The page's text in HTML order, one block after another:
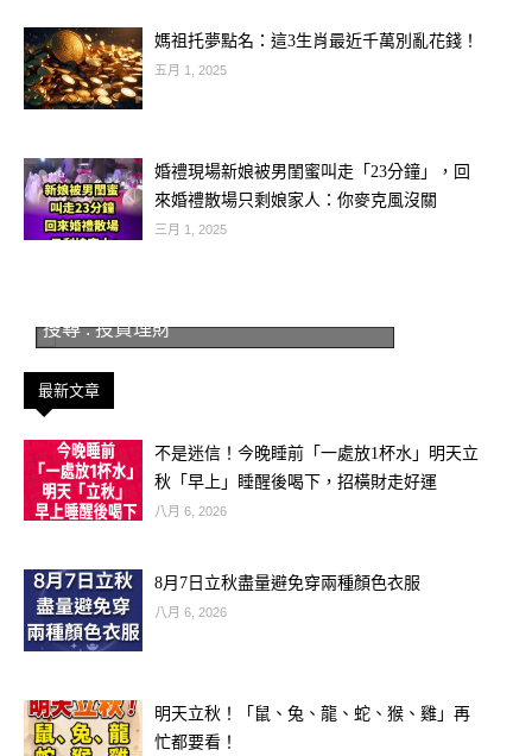
現代人的住所都變成了樓房，傳統的大
門也變成了入戶小玄關，居住形式變
了，老祖宗傳下來的東西沒變。
他們留給我們的忠告是：入戶處還得注
媽祖托夢點名：這3生肖最近千萬別亂花錢！
五月 1, 2025
婚禮現場新娘被男閨蜜叫走「23分鐘」，回
來婚禮散場只剩娘家人：你麥克風沒關
三月 1, 2025
搜尋 : 投資理財
最新文章
不是迷信！今晚睡前「一處放1杯水」明天立
秋「早上」睡醒後喝下，招橫財走好運
八月 6, 2026
8月7日立秋盡量避免穿兩種顏色衣服
八月 6, 2026
明天立秋！「鼠、兔、龍、蛇、猴、雞」再
忙都要看！